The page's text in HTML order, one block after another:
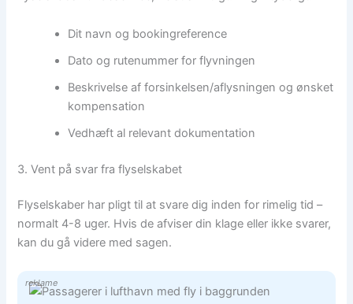
Dit navn og bookingreference
Dato og rutenummer for flyvningen
Beskrivelse af forsinkelsen/aflysningen og ønsket
kompensation
Vedhæft al relevant dokumentation
3. Vent på svar fra flyselskabet
Flyselskaber har pligt til at svare dig inden for rimelig tid –
normalt 4-8 uger. Hvis de afviser din klage eller ikke svarer,
kan du gå videre med sagen.
reklame